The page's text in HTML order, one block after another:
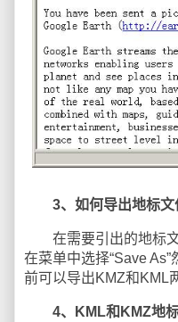
3、如何导出地标文
在需要引出的地标文
在菜单中选择“Save
前可以导出KMZ和KML
4、KML和KMZ地